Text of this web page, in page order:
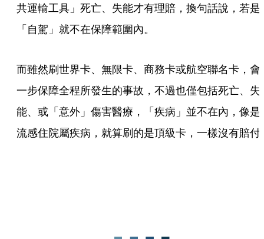
共運輸工具」死亡、失能才有理賠，換句話說，若是
「自駕」就不在保障範圍內。
而雖然刷世界卡、無限卡、商務卡或航空聯名卡，會
一步保障全程所發生的事故，不過也僅包括死亡、失
能、或「意外」傷害醫療，「疾病」並不在內，像是
流感住院屬疾病，就算刷的是頂級卡，一樣沒有賠付